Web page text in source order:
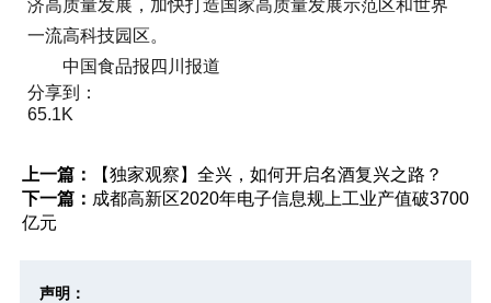
济高质量发展，加快打造国家高质量发展示范区和世界
一流高科技园区。
中国食品报四川报道
分享到：
65.1K
上一篇：
【独家观察】全兴，如何开启名酒复兴之路？
下一篇： 成都高新区2020年电子信息规上工业产值破3700
亿元
声明：